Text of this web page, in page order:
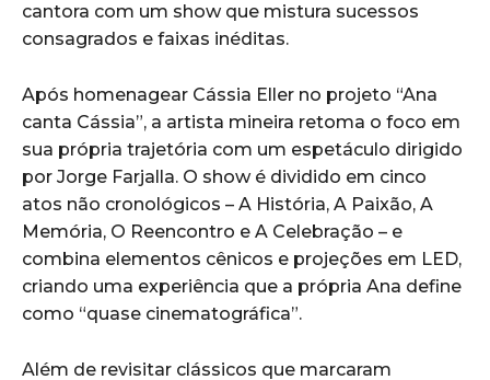
cantora com um show que mistura sucessos
consagrados e faixas inéditas.
Após homenagear Cássia Eller no projeto “Ana
canta Cássia”, a artista mineira retoma o foco em
sua própria trajetória com um espetáculo dirigido
por Jorge Farjalla. O show é dividido em cinco
atos não cronológicos – A História, A Paixão, A
Memória, O Reencontro e A Celebração – e
combina elementos cênicos e projeções em LED,
criando uma experiência que a própria Ana define
como “quase cinematográfica”.
Além de revisitar clássicos que marcaram